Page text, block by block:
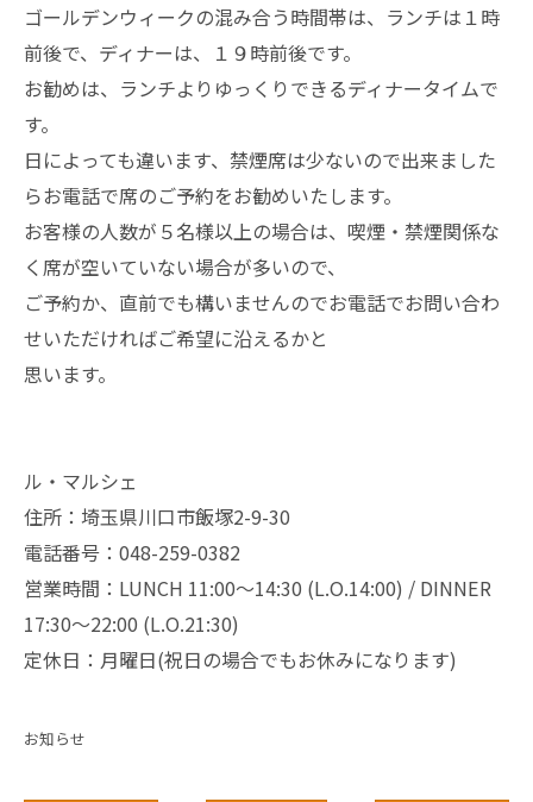
ゴールデンウィークの混み合う時間帯は、ランチは１時
前後で、ディナーは、１９時前後です。
お勧めは、ランチよりゆっくりできるディナータイムで
す。
日によっても違います、禁煙席は少ないので出来ました
らお電話で席のご予約をお勧めいたします。
お客様の人数が５名様以上の場合は、喫煙・禁煙関係な
く席が空いていない場合が多いので、
ご予約か、直前でも構いませんのでお電話でお問い合わ
せいただければご希望に沿えるかと
思います。
ル・マルシェ
住所：埼玉県川口市飯塚2-9-30
電話番号：048-259-0382
営業時間：LUNCH 11:00～14:30 (L.O.14:00) / DINNER
17:30～22:00 (L.O.21:30)
定休日：月曜日(祝日の場合でもお休みになります)
お知らせ